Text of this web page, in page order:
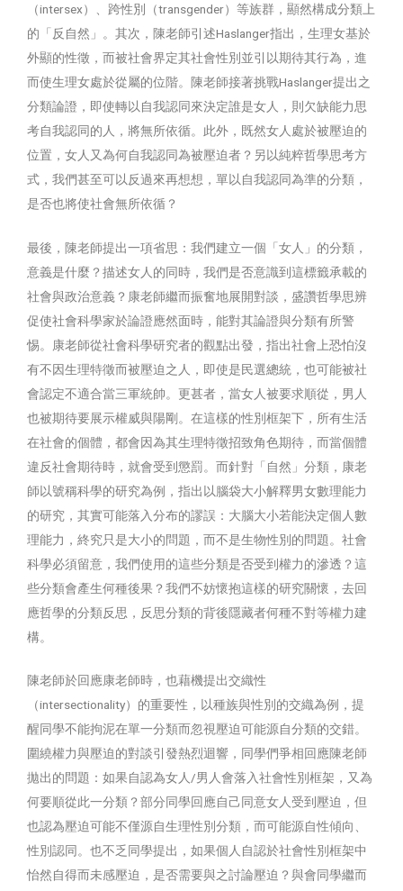
（intersex）、跨性別（transgender）等族群，顯然構成分類上
的「反自然」。其次，陳老師引述Haslanger指出，生理女基於
外顯的性徵，而被社會界定其社會性別並引以期待其行為，進
而使生理女處於從屬的位階。陳老師接著挑戰Haslanger提出之
分類論證，即使轉以自我認同來決定誰是女人，則欠缺能力思
考自我認同的人，將無所依循。此外，既然女人處於被壓迫的
位置，女人又為何自我認同為被壓迫者？另以純粹哲學思考方
式，我們甚至可以反過來再想想，單以自我認同為準的分類，
是否也將使社會無所依循？
最後，陳老師提出一項省思：我們建立一個「女人」的分類，
意義是什麼？描述女人的同時，我們是否意識到這標籤承載的
社會與政治意義？康老師繼而振奮地展開對談，盛讚哲學思辨
促使社會科學家於論證應然面時，能對其論證與分類有所警
惕。康老師從社會科學研究者的觀點出發，指出社會上恐怕沒
有不因生理特徵而被壓迫之人，即使是民選總統，也可能被社
會認定不適合當三軍統帥。更甚者，當女人被要求順從，男人
也被期待要展示權威與陽剛。在這樣的性別框架下，所有生活
在社會的個體，都會因為其生理特徵招致角色期待，而當個體
違反社會期待時，就會受到懲罰。而針對「自然」分類，康老
師以號稱科學的研究為例，指出以腦袋大小解釋男女數理能力
的研究，其實可能落入分布的謬誤：大腦大小若能決定個人數
理能力，終究只是大小的問題，而不是生物性別的問題。社會
科學必須留意，我們使用的這些分類是否受到權力的滲透？這
些分類會產生何種後果？我們不妨懷抱這樣的研究關懷，去回
應哲學的分類反思，反思分類的背後隱藏者何種不對等權力建
構。
陳老師於回應康老師時，也藉機提出交織性
（intersectionality）的重要性，以種族與性別的交織為例，提
醒同學不能拘泥在單一分類而忽視壓迫可能源自分類的交錯。
圍繞權力與壓迫的對談引發熱烈迴響，同學們爭相回應陳老師
拋出的問題：如果自認為女人/男人會落入社會性別框架，又為
何要順從此一分類？部分同學回應自己同意女人受到壓迫，但
也認為壓迫可能不僅源自生理性別分類，而可能源自性傾向、
性別認同。也不乏同學提出，如果個人自認於社會性別框架中
怡然自得而未感壓迫，是否需要與之討論壓迫？與會同學繼而